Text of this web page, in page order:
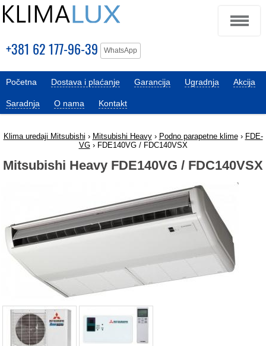
+381 62 177-96-39 WhatsApp
Početna Dostava i plaćanje Garancija Ugradnja Akcija
Saradnja O nama Kontakt
Klima uredaji Mitsubishi › Mitsubishi Heavy› Podno parapetne klime› FDE-
VG› FDE140VG / FDC140VSX
Mitsubishi Heavy FDE140VG / FDC140VSX